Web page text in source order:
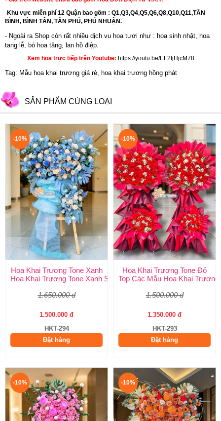
-Khu vực miễn phí 12 Quận bao gồm : Q1,Q3,Q4,Q5,Q6,Q8,Q10,Q11,TÂN
BÌNH, BÌNH TÂN, TÂN PHÚ, PHÚ NHUẬN.
- Ngoài ra Shop còn rất nhiều dịch vu hoa tươi như : hoa sinh nhật, hoa
tang lễ, bó hoa tặng, lan hồ điệp.
Xem hoa trực tiếp trên Youtube: https://youtu.be/EF2fjHjcM78
Tag: Mẫu hoa khai trương giá rẻ, hoa khai trương hồng phát
SẢN PHẨM CÙNG LOẠI
-10%
Hoa Khai Trương Tone Xanh
Hoa Khai Trương Tone Xanh Sang Trọng, Độc Đáo | Shop Hoa
1.650.000 đ
1.500.000 đ
HKT-294
Đặt hàng
-10%
Hoa Khai Trương Tone Đỏ
Top Các Mẫu Hoa Khai
1.500.000 đ
1.350.000 đ
HKT-293
Đặt hàng
-10% -10%